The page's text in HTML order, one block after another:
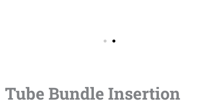
Tube Bundle Insertion